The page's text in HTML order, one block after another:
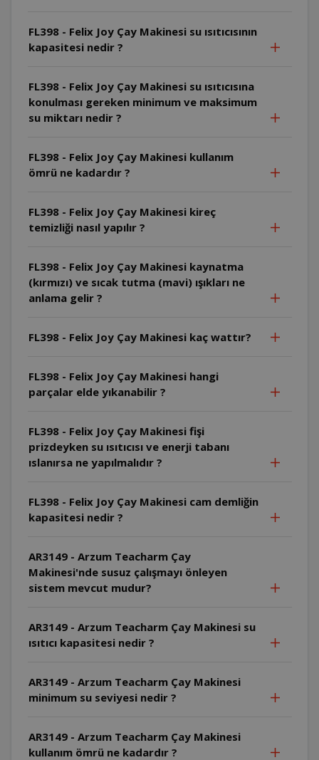
FL398 - Felix Joy Çay Makinesi su ısıtıcısının
kapasitesi nedir ?
FL398 - Felix Joy Çay Makinesi su ısıtıcısına
konulması gereken minimum ve maksimum
su miktarı nedir ?
FL398 - Felix Joy Çay Makinesi kullanım
ömrü ne kadardır ?
FL398 - Felix Joy Çay Makinesi kireç
temizliği nasıl yapılır ?
FL398 - Felix Joy Çay Makinesi kaynatma
(kırmızı) ve sıcak tutma (mavi) ışıkları ne
anlama gelir ?
FL398 - Felix Joy Çay Makinesi kaç wattır?
FL398 - Felix Joy Çay Makinesi hangi
parçalar elde yıkanabilir ?
FL398 - Felix Joy Çay Makinesi fişi
prizdeyken su ısıtıcısı ve enerji tabanı
ıslanırsa ne yapılmalıdır ?
FL398 - Felix Joy Çay Makinesi cam demliğin
kapasitesi nedir ?
AR3149 - Arzum Teacharm Çay
Makinesi'nde susuz çalışmayı önleyen
sistem mevcut mudur?
AR3149 - Arzum Teacharm Çay Makinesi su
ısıtıcı kapasitesi nedir ?
AR3149 - Arzum Teacharm Çay Makinesi
minimum su seviyesi nedir ?
AR3149 - Arzum Teacharm Çay Makinesi
kullanım ömrü ne kadardır ?